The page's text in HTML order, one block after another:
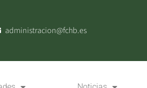
administracion@fchb.es